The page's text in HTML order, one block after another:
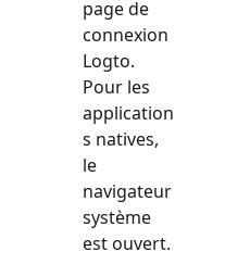
page de
connexion
Logto.
Pour les
application
s natives,
le
navigateur
système
est ouvert.